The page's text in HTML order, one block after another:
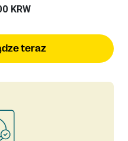
KRW
teraz